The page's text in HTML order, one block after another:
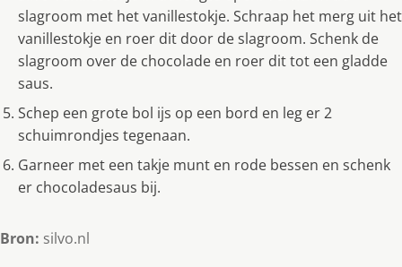
slagroom met het vanillestokje. Schraap het merg uit het
vanillestokje en roer dit door de slagroom. Schenk de
slagroom over de chocolade en roer dit tot een gladde
saus.
Schep een grote bol ijs op een bord en leg er 2
schuimrondjes tegenaan.
Garneer met een takje munt en rode bessen en schenk
er chocoladesaus bij.
Bron: silvo.nl